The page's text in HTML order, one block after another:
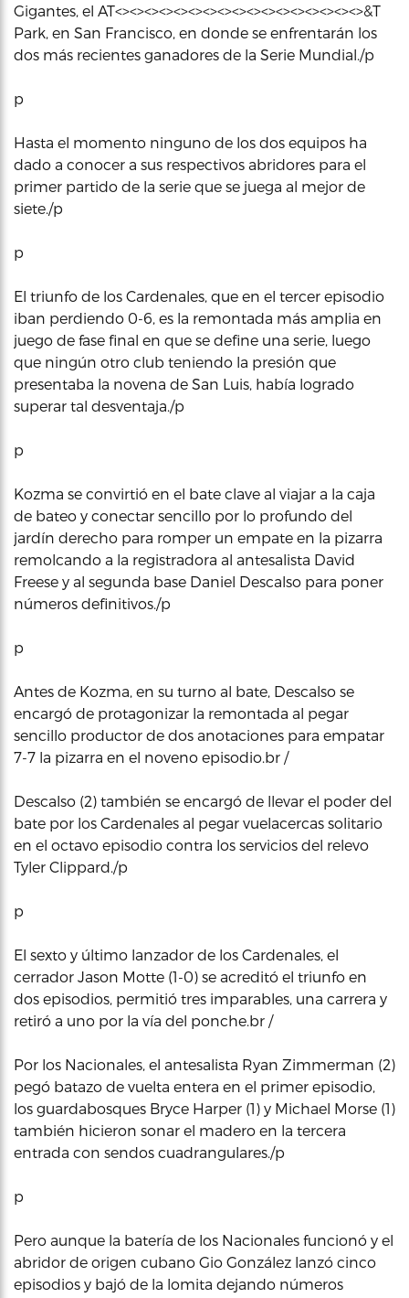
Gigantes, el AT<><><><><><><><><><><><><><><><><>&T
Park, en San Francisco, en donde se enfrentarán los
dos más recientes ganadores de la Serie Mundial./p
p
Hasta el momento ninguno de los dos equipos ha
dado a conocer a sus respectivos abridores para el
primer partido de la serie que se juega al mejor de
siete./p
p
El triunfo de los Cardenales, que en el tercer episodio
iban perdiendo 0-6, es la remontada más amplia en
juego de fase final en que se define una serie, luego
que ningún otro club teniendo la presión que
presentaba la novena de San Luis, había logrado
superar tal desventaja./p
p
Kozma se convirtió en el bate clave al viajar a la caja
de bateo y conectar sencillo por lo profundo del
jardín derecho para romper un empate en la pizarra
remolcando a la registradora al antesalista David
Freese y al segunda base Daniel Descalso para poner
números definitivos./p
p
Antes de Kozma, en su turno al bate, Descalso se
encargó de protagonizar la remontada al pegar
sencillo productor de dos anotaciones para empatar
7-7 la pizarra en el noveno episodio.br /
Descalso (2) también se encargó de llevar el poder del
bate por los Cardenales al pegar vuelacercas solitario
en el octavo episodio contra los servicios del relevo
Tyler Clippard./p
p
El sexto y último lanzador de los Cardenales, el
cerrador Jason Motte (1-0) se acreditó el triunfo en
dos episodios, permitió tres imparables, una carrera y
retiró a uno por la vía del ponche.br /
Por los Nacionales, el antesalista Ryan Zimmerman (2)
pegó batazo de vuelta entera en el primer episodio,
los guardabosques Bryce Harper (1) y Michael Morse (1)
también hicieron sonar el madero en la tercera
entrada con sendos cuadrangulares./p
p
Pero aunque la batería de los Nacionales funcionó y el
abridor de origen cubano Gio González lanzó cinco
episodios y bajó de la lomita dejando números